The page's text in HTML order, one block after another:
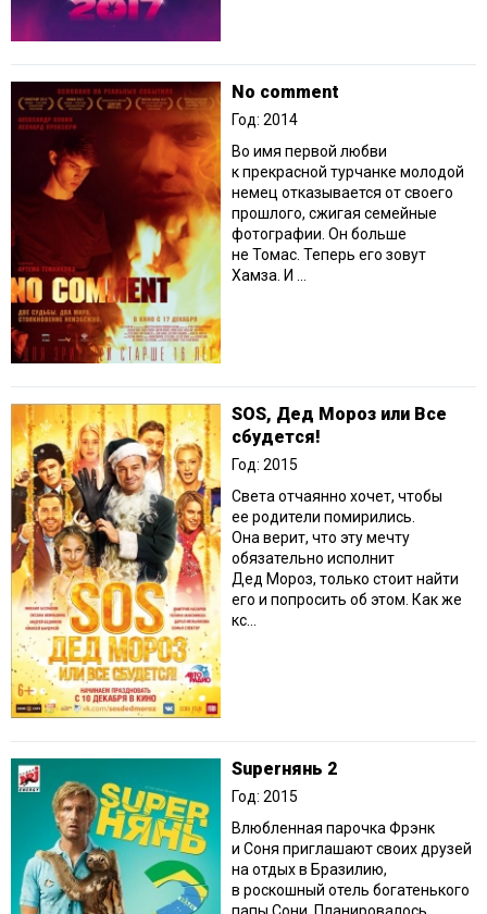
No comment
Год: 2014
Во имя первой любви
к прекрасной турчанке молодой
немец отказывается от своего
прошлого, сжигая семейные
фотографии. Он больше
не Томас. Теперь его зовут
Хамза. И ...
SOS, Дед Мороз или Все
сбудется!
Год: 2015
Света отчаянно хочет, чтобы
ее родители помирились.
Она верит, что эту мечту
обязательно исполнит
Дед Мороз, только стоит найти
его и попросить об этом. Как же
кс...
Superнянь 2
Год: 2015
Влюбленная парочка Фрэнк
и Соня приглашают своих друзей
на отдых в Бразилию,
в роскошный отель богатенького